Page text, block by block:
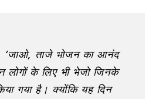
‘जाओ, ताजे भोजन का आनंद
लोगों के लिए भी भेजो जिनके
गया है। क्योंकि यह दिन